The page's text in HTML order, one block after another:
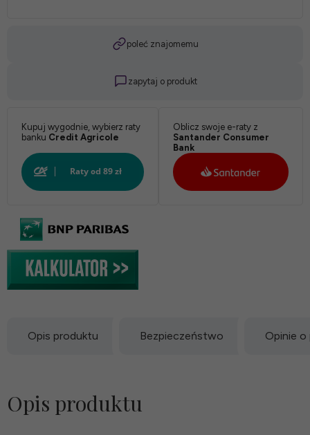
poleć znajomemu
zapytaj o produkt
Kupuj wygodnie, wybierz raty
banku Credit Agricole
Oblicz swoje e-raty z
Santander Consumer
Bank
Opis produktu Bezpieczeństwo Opinie o
Opis produktu